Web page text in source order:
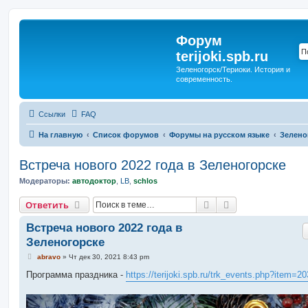
Форум
terijoki.spb.ru
Зеленогорск/Териоки. История и
современность.
Ссылки FAQ
На главную Список форумов Форумы на русском языке
Встреча нового 2022 года в Зеленогорске
Модераторы: автодоктор LB schlos
Ответить Поиск
Встреча нового 2022 года в
Зеленогорске
С
о
е
н
abravo» Чт дек 30, 2021 8:43 pm
Программа праздника - https://terijoki.spb.ru/